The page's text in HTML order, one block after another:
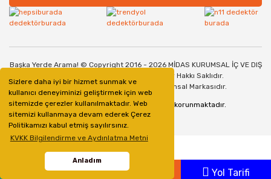
Sizlere daha iyi bir hizmet sunmak ve
kullanıcı deneyiminizi geliştirmek için web
sitemizde çerezler kullanılmaktadır. Web
sitemizi kullanmaya devam ederek Çerez
Politikamızı kabul etmiş sayılırsınız.
KVKK Bilgilendirme ve Aydınlatma Metni
Anladım
Başka Yerde Arama! © Copyright 2016 - 2026 MİDAS KURUMSAL İÇ VE DIŞ
TİCARET SANAYİ LİMİTED ŞİRKETİ. Her Hakkı Saklıdır.
Dedektorburada.com, bir Midas Kurumsal Markasıdır.
128bit SSL Güvenlik Sertifikası ile korunmaktadır.
Whatsapp Yol Tarifi
ile